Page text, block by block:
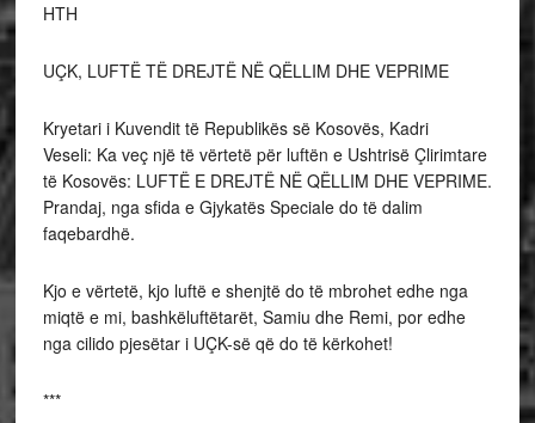
HTH
UÇK, LUFTË TË DREJTË NË QËLLIM DHE VEPRIME
Kryetari i Kuvendit të Republikës së Kosovës, Kadri
Veseli: Ka veç një të vërtetë për luftën e Ushtrisë Çlirimtare
të Kosovës: LUFTË E DREJTË NË QËLLIM DHE VEPRIME.
Prandaj, nga sfida e Gjykatës Speciale do të dalim
faqebardhë.
Kjo e vërtetë, kjo luftë e shenjtë do të mbrohet edhe nga
miqtë e mi, bashkëluftëtarët, Samiu dhe Remi, por edhe
nga cilido pjesëtar i UÇK-së që do të kërkohet!
***